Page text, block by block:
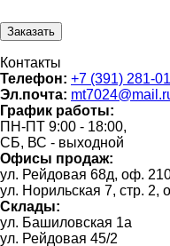
Контакты
Телефон: +7 (391) 281-
Эл.почта:
График работы:
ПН-ПТ 9:00 - 18:00,
СБ, ВС - выходной
Офисы продаж:
ул. Рейдовая 68д, оф.
ул. Норильская 7, стр. 2,
Склады:
ул. Башиловская 1а
ул. Рейдовая 45/2